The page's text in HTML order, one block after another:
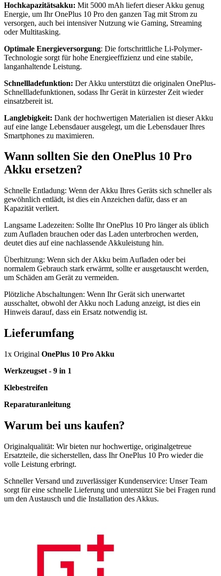
Hochkapazitätsakku: Mit 5000 mAh liefert dieser Akku genug
Energie, um Ihr OnePlus 10 Pro den ganzen Tag mit Strom zu
versorgen, auch bei intensiver Nutzung wie Gaming, Streaming
oder Multitasking.
Optimale Energieversorgung: Die fortschrittliche Li-Polymer-
Technologie sorgt für hohe Energieeffizienz und eine stabile,
langanhaltende Leistung.
Schnellladefunktion: Der Akku unterstützt die originalen OnePlus-
Schnellladefunktionen, sodass Ihr Gerät in kürzester Zeit wieder
einsatzbereit ist.
Langlebigkeit: Dank der hochwertigen Materialien ist dieser Akku
auf eine lange Lebensdauer ausgelegt, um die Lebensdauer Ihres
Smartphones zu maximieren.
Wann sollten Sie den OnePlus 10 Pro
Akku ersetzen?
Schnelle Entladung: Wenn der Akku Ihres Geräts sich schneller als
gewöhnlich entlädt, ist dies ein Anzeichen dafür, dass er an
Kapazität verliert.
Langsame Ladezeiten: Sollte Ihr OnePlus 10 Pro länger als üblich
zum Aufladen brauchen oder das Laden unterbrochen werden,
deutet dies auf eine nachlassende Akkuleistung hin.
Überhitzung: Wenn sich der Akku beim Aufladen oder bei
normalem Gebrauch stark erwärmt, sollte er ausgetauscht werden,
um Schäden am Gerät zu vermeiden.
Plötzliche Abschaltungen: Wenn Ihr Gerät sich unerwartet
ausschaltet, obwohl der Akku noch Ladung anzeigt, ist dies ein
Hinweis darauf, dass ein Ersatz notwendig ist.
Lieferumfang
1x Original OnePlus 10 Pro Akku
Werkzeugset - 9 in 1
Klebestreifen
Reparaturanleitung
Warum bei uns kaufen?
Originalqualität: Wir bieten nur hochwertige, originalgetreue
Ersatzteile, die sicherstellen, dass Ihr OnePlus 10 Pro wieder die
volle Leistung erbringt.
Schneller Versand und zuverlässiger Kundenservice: Unser Team
sorgt für eine schnelle Lieferung und unterstützt Sie bei Fragen rund
um den Austausch und die Installation des Akkus.